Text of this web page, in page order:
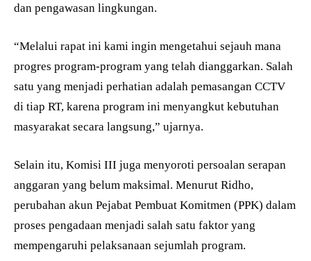
dan pengawasan lingkungan.
“Melalui rapat ini kami ingin mengetahui sejauh mana
progres program-program yang telah dianggarkan. Salah
satu yang menjadi perhatian adalah pemasangan CCTV
di tiap RT, karena program ini menyangkut kebutuhan
masyarakat secara langsung,” ujarnya.
Selain itu, Komisi III juga menyoroti persoalan serapan
anggaran yang belum maksimal. Menurut Ridho,
perubahan akun Pejabat Pembuat Komitmen (PPK) dalam
proses pengadaan menjadi salah satu faktor yang
mempengaruhi pelaksanaan sejumlah program.